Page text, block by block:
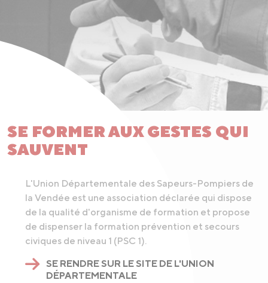
SE FORMER AUX GESTES QUI
SAUVENT
L'Union Départementale des Sapeurs-Pompiers de
la Vendée est une association déclarée qui dispose
de la qualité d'organisme de formation et propose
de dispenser la formation prévention et secours
civiques de niveau 1 (PSC 1).
SE RENDRE SUR LE SITE DE L'UNION
DÉPARTEMENTALE